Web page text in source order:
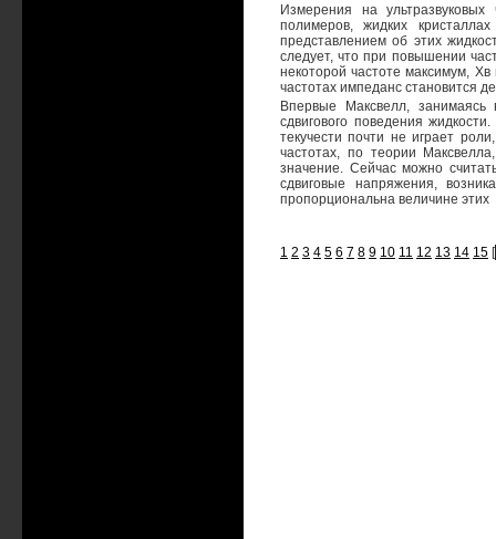
Измерения на
полимеров, жидких
представлением об этих
следует, что при повышении
некоторой частоте максимум,
частотах импеданс становится
Впервые Максвелл, занимаясь
сдвигового поведения
текучести почти не играет
частотах, по теории
значение. Сейчас можно
сдвиговые напряжения,
пропорциональна величине этих
1 2 3 4 5 6 7 8 9 10 11 12 13 14 15 [